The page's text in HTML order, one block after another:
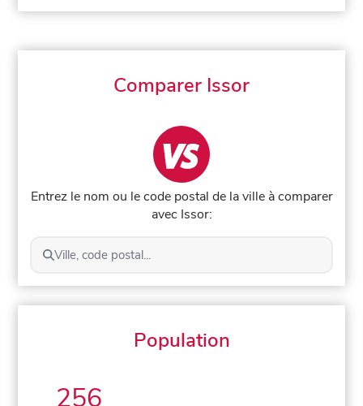
Comparer Issor
Entrez le nom ou le code postal de la ville à comparer
avec Issor:
Ville, code postal...
Population
256